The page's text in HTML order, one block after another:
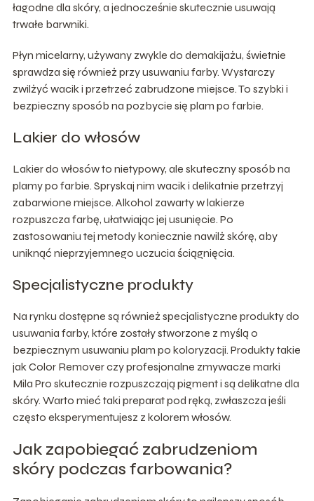
łagodne dla skóry, a jednocześnie skutecznie usuwają
trwałe barwniki.
Płyn micelarny, używany zwykle do demakijażu, świetnie
sprawdza się również przy usuwaniu farby. Wystarczy
zwilżyć wacik i przetrzeć zabrudzone miejsce. To szybki i
bezpieczny sposób na pozbycie się plam po farbie.
Lakier do włosów
Lakier do włosów to nietypowy, ale skuteczny sposób na
plamy po farbie. Spryskaj nim wacik i delikatnie przetrzyj
zabarwione miejsce. Alkohol zawarty w lakierze
rozpuszcza farbę, ułatwiając jej usunięcie. Po
zastosowaniu tej metody koniecznie nawilż skórę, aby
uniknąć nieprzyjemnego uczucia ściągnięcia.
Specjalistyczne produkty
Na rynku dostępne są również specjalistyczne produkty do
usuwania farby, które zostały stworzone z myślą o
bezpiecznym usuwaniu plam po koloryzacji. Produkty takie
jak Color Remover czy profesjonalne zmywacze marki
Mila Pro skutecznie rozpuszczają pigment i są delikatne dla
skóry. Warto mieć taki preparat pod ręką, zwłaszcza jeśli
często eksperymentujesz z kolorem włosów.
Jak zapobiegać zabrudzeniom
skóry podczas farbowania?